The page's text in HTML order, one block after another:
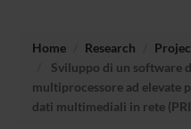
Home Research
Sviluppo di un software
multiprocessore ad elevate
dati multimediali in rete